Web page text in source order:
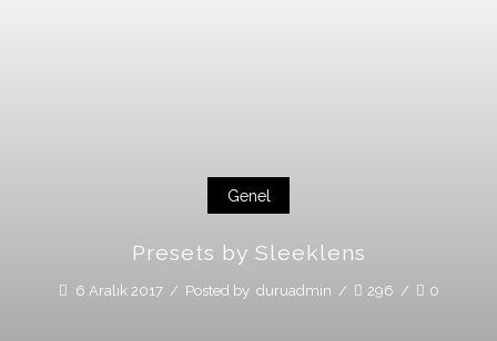
Genel
Presets by Sleeklens
6 Aralık 2017 / Posted by duruadmin / 296 / 0